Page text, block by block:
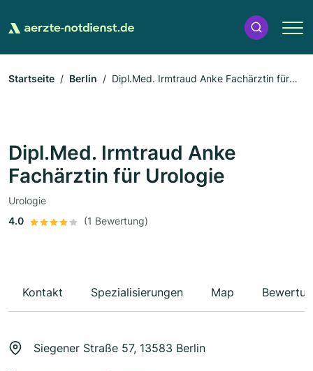
Startseite Berlin
Dipl.Med. Irmtraud Anke Fachärztin für
Dipl.Med. Irmtraud Anke
Fachärztin für Urologie
Urologie
4.0
(1 Bewertung)
Kontakt Spezialisierungen Map
Siegener Straße 57, 13583 Berlin